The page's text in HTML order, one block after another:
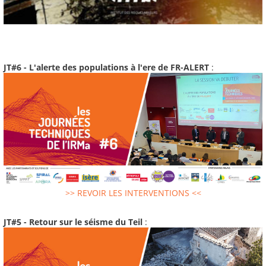
JT#6 - L'alerte des populations à l'ere de FR-ALERT :
>> REVOIR LES INTERVENTIONS <<
JT#5 - Retour sur le séisme du Teil :